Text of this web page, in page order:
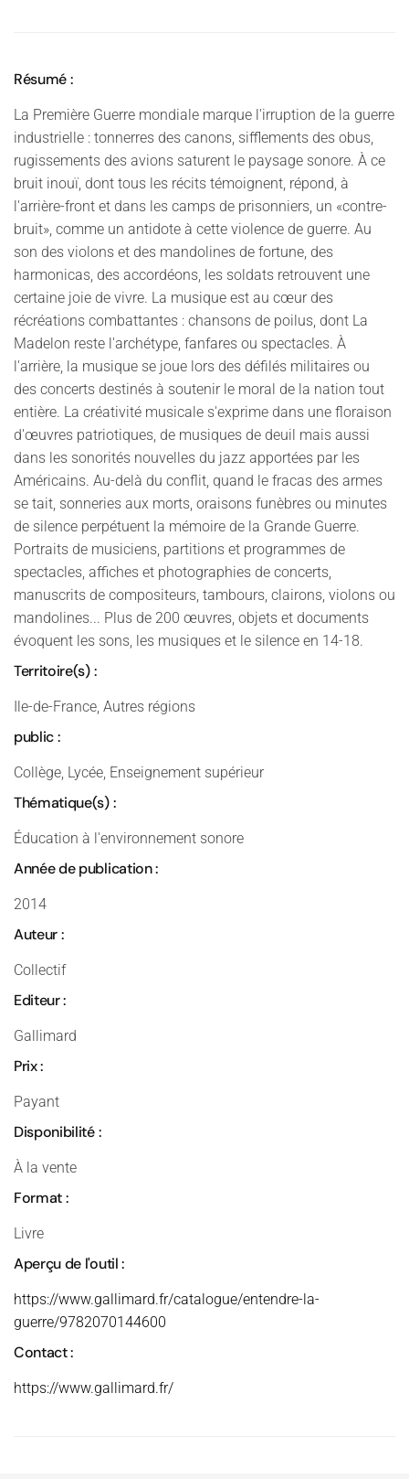
Résumé :
La Première Guerre mondiale marque l'irruption de la guerre
industrielle : tonnerres des canons, sifflements des obus,
rugissements des avions saturent le paysage sonore. À ce
bruit inouï, dont tous les récits témoignent, répond, à
l'arrière-front et dans les camps de prisonniers, un «contre-
bruit», comme un antidote à cette violence de guerre. Au
son des violons et des mandolines de fortune, des
harmonicas, des accordéons, les soldats retrouvent une
certaine joie de vivre. La musique est au cœur des
récréations combattantes : chansons de poilus, dont La
Madelon reste l'archétype, fanfares ou spectacles. À
l'arrière, la musique se joue lors des défilés militaires ou
des concerts destinés à soutenir le moral de la nation tout
entière. La créativité musicale s'exprime dans une floraison
d'œuvres patriotiques, de musiques de deuil mais aussi
dans les sonorités nouvelles du jazz apportées par les
Américains. Au-delà du conflit, quand le fracas des armes
se tait, sonneries aux morts, oraisons funèbres ou minutes
de silence perpétuent la mémoire de la Grande Guerre.
Portraits de musiciens, partitions et programmes de
spectacles, affiches et photographies de concerts,
manuscrits de compositeurs, tambours, clairons, violons ou
mandolines... Plus de 200 œuvres, objets et documents
évoquent les sons, les musiques et le silence en 14-18.
Territoire(s) :
Ile-de-France, Autres régions
public :
Collège, Lycée, Enseignement supérieur
Thématique(s) :
Éducation à l'environnement sonore
Année de publication :
2014
Auteur :
Collectif
Editeur :
Gallimard
Prix :
Payant
Disponibilité :
À la vente
Format :
Livre
Aperçu de l'outil :
https://www.gallimard.fr/catalogue/entendre-la-
guerre/9782070144600
Contact :
https://www.gallimard.fr/